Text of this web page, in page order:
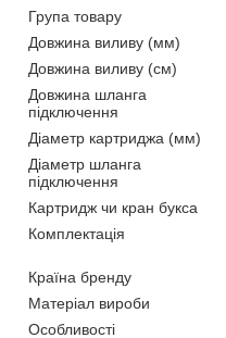
Група товару
Довжина виливу (мм)
Довжина виливу (см)
Довжина шланга
підключення
Діаметр картриджа (мм)
Діаметр шланга
підключення
Картридж чи кран букса
Комплектація
Країна бренду
Матеріал вироби
Особливості